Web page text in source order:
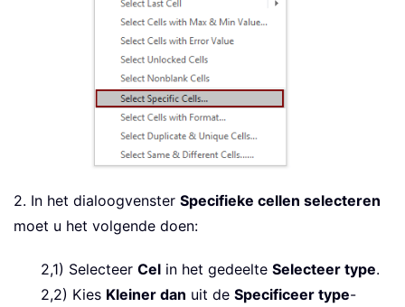
2. In het dialoogvenster Specifieke cellen selecteren
moet u het volgende doen:
2,1) Selecteer Cel in het gedeelte Selecteer type.
2,2) Kies Kleiner dan uit de Specificeer type-